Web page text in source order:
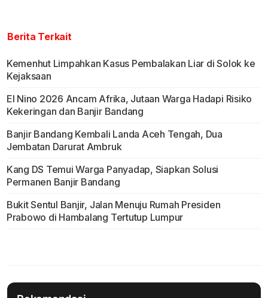
Berita Terkait
Kemenhut Limpahkan Kasus Pembalakan Liar di Solok ke
Kejaksaan
El Nino 2026 Ancam Afrika, Jutaan Warga Hadapi Risiko
Kekeringan dan Banjir Bandang
Banjir Bandang Kembali Landa Aceh Tengah, Dua
Jembatan Darurat Ambruk
Kang DS Temui Warga Panyadap, Siapkan Solusi
Permanen Banjir Bandang
Bukit Sentul Banjir, Jalan Menuju Rumah Presiden
Prabowo di Hambalang Tertutup Lumpur